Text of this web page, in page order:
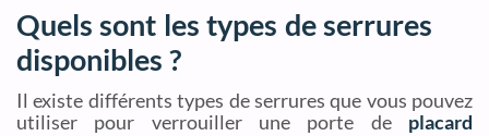
Quels sont les types de serrures
disponibles ?
Il existe différents types de serrures que vous pouvez
utiliser pour verrouiller une porte de placard